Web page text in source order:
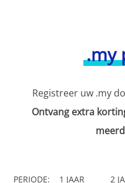
.my
Registreer uw .my
Ontvang extra
PERIODE: 1 JAAR 2